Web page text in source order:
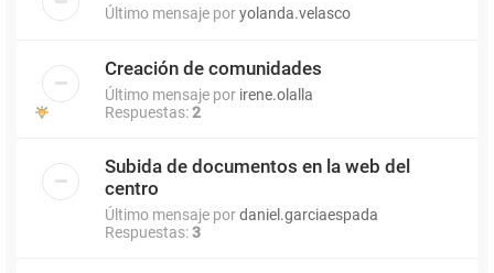
Último mensaje poryolanda.velasco
Creación de comunidades
Último mensaje por irene.olalla
Respuestas:2
Subida de documentos en la web del
centro
Último mensaje pordaniel.garciaespada
Respuestas:3